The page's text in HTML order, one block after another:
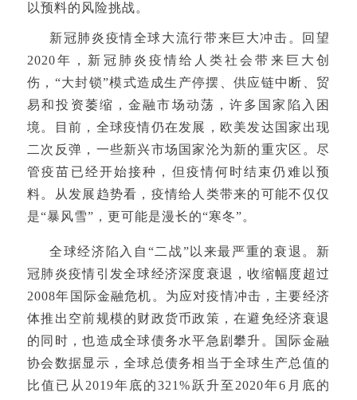
以预料的风险挑战。
新冠肺炎疫情全球大流行带来巨大冲击。回望
2020年，新冠肺炎疫情给人类社会带来巨大创
伤，“大封锁”模式造成生产停摆、供应链中断、贸
易和投资萎缩，金融市场动荡，许多国家陷入困
境。目前，全球疫情仍在发展，欧美发达国家出现
二次反弹，一些新兴市场国家沦为新的重灾区。尽
管疫苗已经开始接种，但疫情何时结束仍难以预
料。从发展趋势看，疫情给人类带来的可能不仅仅
是“暴风雪”，更可能是漫长的“寒冬”。
全球经济陷入自“二战”以来最严重的衰退。新
冠肺炎疫情引发全球经济深度衰退，收缩幅度超过
2008年国际金融危机。为应对疫情冲击，主要经济
体推出空前规模的财政货币政策，在避免经济衰退
的同时，也造成全球债务水平急剧攀升。国际金融
协会数据显示，全球总债务相当于全球生产总值的
比值已从2019年底的321%跃升至2020年6月底的